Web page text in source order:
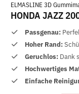
ELMASLINE 3D
HONDA JAZZ
Passgenau:
Hoher Rand:
Geruchlos: Dank
Hochwertiges
Einfache